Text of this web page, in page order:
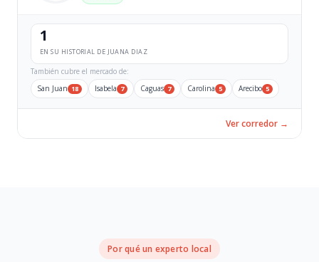
1
EN SU HISTORIAL DE JUANA DIAZ
También cubre el mercado de:
San Juan 18 Isabela 7 Caguas 7 Carolina 5 Arecibo 5
Ver corredor →
Por qué un experto local